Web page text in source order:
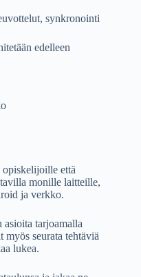
synkronointi
edelleen
opiskelijoille että
monille laitteille,
ja verkko.
tarjoamalla
seurata tehtäviä
lukea.